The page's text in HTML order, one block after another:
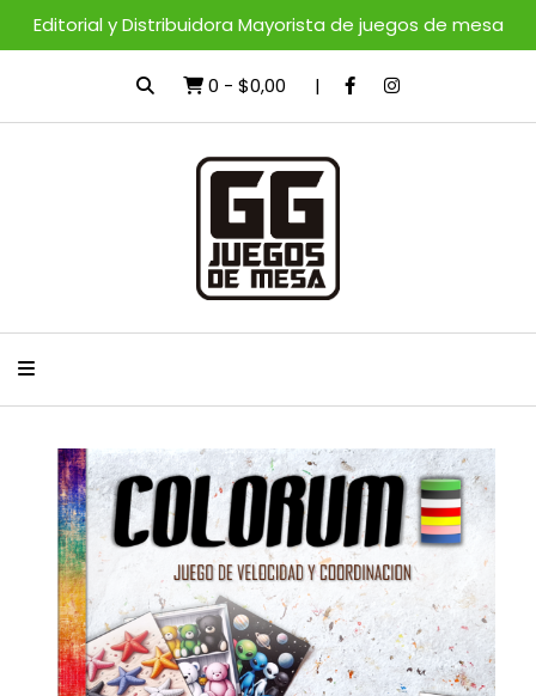
Editorial y Distribuidora Mayorista de juegos de mesa
0 - $0,00